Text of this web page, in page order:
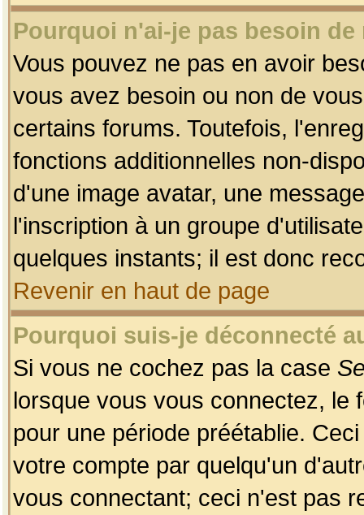
Pourquoi n'ai-je pas besoin
Vous pouvez ne pas en avoir
vous avez besoin ou non de
certains forums. Toutefois,
fonctions additionnelles non-
d'une image avatar, une
l'inscription à un groupe
quelques instants; il est donc
Revenir en haut de page
Pourquoi suis-je déconnecté
Si vous ne cochez pas la case
lorsque vous vous connectez, le
pour une période préétablie.
votre compte par quelqu'un
vous connectant; ceci n'est pas